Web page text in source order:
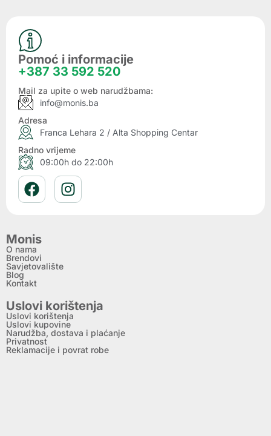
Pomoć i informacije
+387 33 592 520
Mail za upite o web narudžbama:
info@monis.ba
Adresa
Franca Lehara 2 / Alta Shopping Centar
Radno vrijeme
09:00h do 22:00h
Monis
O nama
Brendovi
Savjetovalište
Blog
Kontakt
Uslovi korištenja
Uslovi korištenja
Uslovi kupovine
Narudžba, dostava i plaćanje
Privatnost
Reklamacije i povrat robe